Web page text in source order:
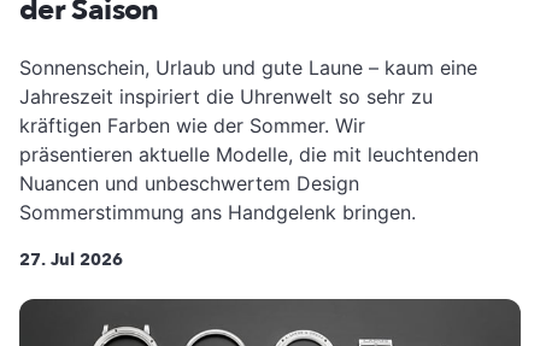
der Saison
Sonnenschein, Urlaub und gute Laune – kaum eine
Jahreszeit inspiriert die Uhrenwelt so sehr zu
kräftigen Farben wie der Sommer. Wir
präsentieren aktuelle Modelle, die mit leuchtenden
Nuancen und unbeschwertem Design
Sommerstimmung ans Handgelenk bringen.
27. Jul 2026